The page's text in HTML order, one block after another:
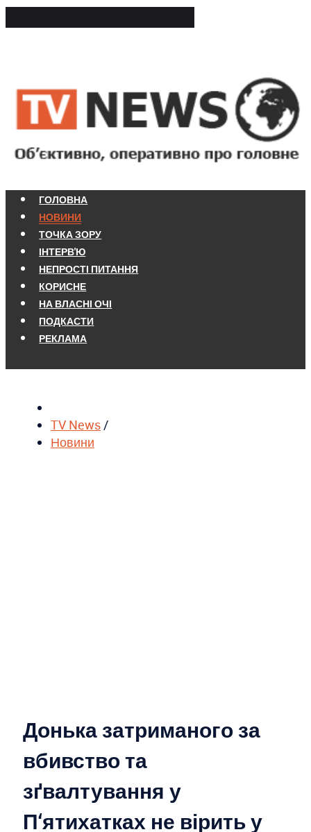
ГОЛОВНА
НОВИНИ
ТОЧКА ЗОРУ
ІНТЕРВ'Ю
НЕПРОСТІ ПИТАННЯ
КОРИСНЕ
НА ВЛАСНІ ОЧІ
ПОДКАСТИ
РЕКЛАМА
TV News/
Новини
Донька затриманого за
вбивство та
зґвалтування у
П‘ятихатках не вірить у